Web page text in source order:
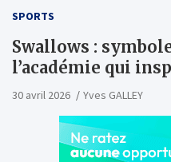
SPORTS
Swallows :
l’académie qui
30 avril 2026 Yves GALLEY